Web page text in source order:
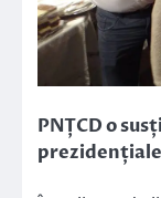
PNȚCD o
prezidențiale